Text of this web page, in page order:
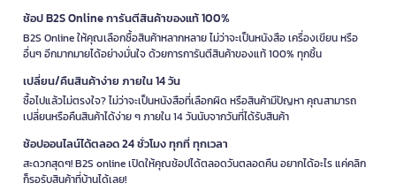
ช้อป B2S Online การันตีสินค้าของแท้ 100%
B2S Online ให้คุณเลือกซื้อสินค้าหลากหลาย ไม่ว่าจะเป็นหนังสือ เครื่องเขียน หรือ
อื่นๆ อีกมากมายได้อย่างมั่นใจ ด้วยการการันตีสินค้าของแท้ 100% ทุกชิ้น
เปลี่ยน/คืนสินค้าง่าย ภายใน 14 วัน
ซื้อไปแล้วไม่ตรงใจ? ไม่ว่าจะเป็นหนังสือที่เลือกผิด หรือสินค้ามีปัญหา คุณสามารถ
เปลี่ยนหรือคืนสินค้าได้ง่าย ๆ ภายใน 14 วันนับจากวันที่ได้รับสินค้า
ช้อปออนไลน์ได้ตลอด 24 ชั่วโมง ทุกที่ ทุกเวลา
สะดวกสุดๆ! B2S online เปิดให้คุณช้อปได้ตลอดวันตลอดคืน อยากได้อะไร แค่คลิก
ก็รอรับสินค้าที่บ้านได้เลย!